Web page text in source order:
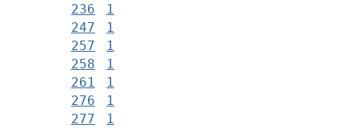
236
1
247
1
257
1
258
1
261
1
276
1
277
1